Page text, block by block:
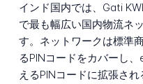
インド国内では、Gati
で最も幅広い国内物流ネ
す。ネットワークは標準
るPINコードをカバーし
えるPINコードに拡張さ